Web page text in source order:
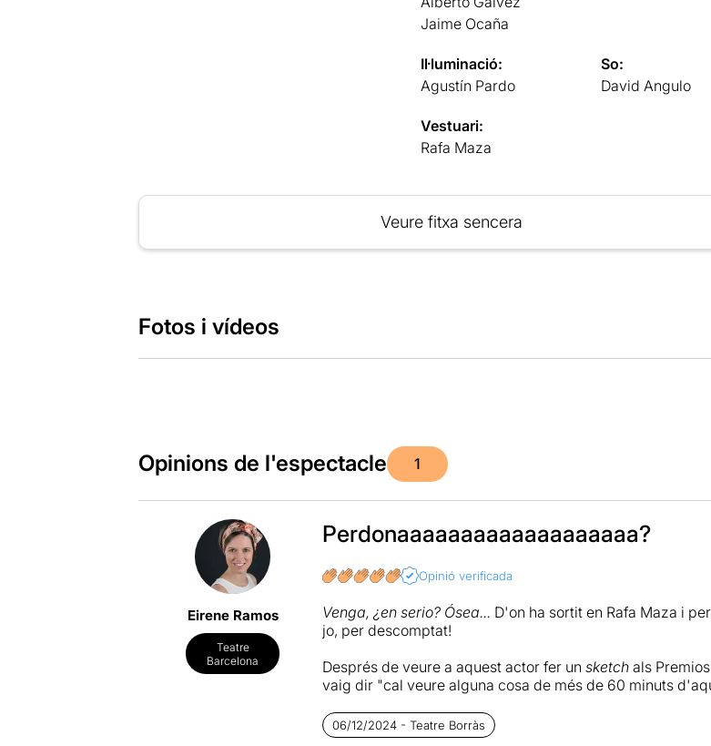
Jaime Ocaña
Il·luminació:
Agustín Pardo
So:
David Angulo
Vestuari:
Rafa Maza
Veure fitxa sencera
Fotos i vídeos
Opinions de l'espectacle 1
Eirene Ramos
Teatre
Barcelona
Perdonaaaaaaaaaaaaaaaaaaa?
Opinió verificada
Venga, ¿en serio? Ósea... D'on ha sortit en Rafa Maza i
jo, per descomptat!
Després de veure a aquest actor fer un sketchals
vaig dir "cal veure alguna cosa de més de 60 minuts
dels escenaris amb el seu nou espectacle.
06/12/2024 - Teatre Borràs